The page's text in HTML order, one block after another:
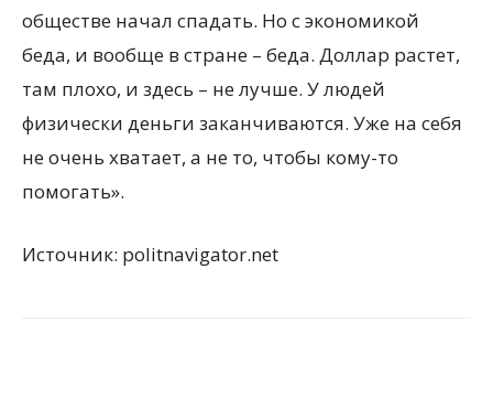
обществе начал спадать. Но с экономикой
беда, и вообще в стране – беда. Доллар растет,
там плохо, и здесь – не лучше. У людей
физически деньги заканчиваются. Уже на себя
не очень хватает, а не то, чтобы кому-то
помогать».
Источник: politnavigator.net